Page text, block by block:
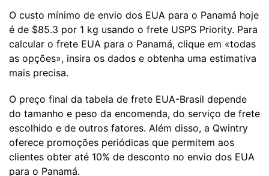
O custo mínimo de envio dos EUA para o Panamá hoje
é de $85.3 por 1 kg usando o frete USPS Priority. Para
calcular o frete EUA para o Panamá, clique em «todas
as opções», insira os dados e obtenha uma estimativa
mais precisa.
O preço final da tabela de frete EUA-Brasil depende
do tamanho e peso da encomenda, do serviço de frete
escolhido e de outros fatores. Além disso, a Qwintry
oferece promoções periódicas que permitem aos
clientes obter até 10% de desconto no envio dos EUA
para o Panamá.